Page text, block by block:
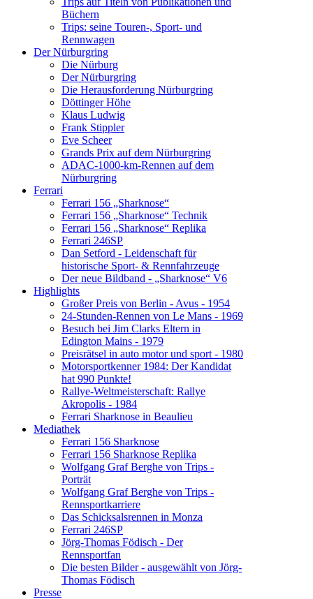
Büchern
Trips: seine Touren-, Sport- und
Rennwagen
Der Nürburgring
Die Nürburg
Der Nürburgring
Die Herausforderung Nürburgring
Döttinger Höhe
Klaus Ludwig
Frank Stippler
Eve Scheer
Grands Prix auf dem Nürburgring
ADAC-1000-km-Rennen auf dem
Nürburgring
Ferrari
Ferrari 156 „Sharknose“
Ferrari 156 „Sharknose“ Technik
Ferrari 156 „Sharknose“ Replika
Ferrari 246SP
Dan Setford - Leidenschaft für
historische Sport- & Rennfahrzeuge
Der neue Bildband - „Sharknose“ V6
Highlights
Großer Preis von Berlin - Avus - 1954
24-Stunden-Rennen von Le Mans - 1969
Besuch bei Jim Clarks Eltern in
Edington Mains - 1979
Preisrätsel in auto motor und sport - 1980
Motorsportkenner 1984: Der Kandidat
hat 990 Punkte!
Rallye-Weltmeisterschaft: Rallye
Akropolis - 1984
Ferrari Sharknose in Beaulieu
Mediathek
Ferrari 156 Sharknose
Ferrari 156 Sharknose Replika
Wolfgang Graf Berghe von Trips -
Porträt
Wolfgang Graf Berghe von Trips -
Rennsportkarriere
Das Schicksalsrennen in Monza
Ferrari 246SP
Jörg-Thomas Födisch - Der
Rennsportfan
Die besten Bilder - ausgewählt von Jörg-
Thomas Födisch
Presse